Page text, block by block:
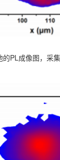
PL成像图，采